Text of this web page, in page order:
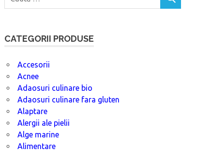
CATEGORII PRODUSE
Accesorii
Acnee
Adaosuri culinare bio
Adaosuri culinare fara gluten
Alaptare
Alergii ale pielii
Alge marine
Alimentare